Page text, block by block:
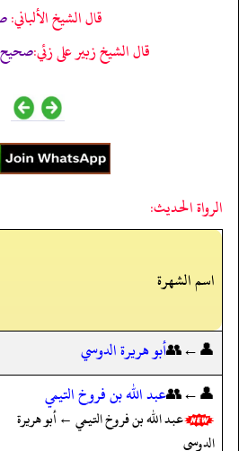
قال الشيخ الألباني:
قال الشيخ زبير على زئي:صحيح
الرواة الحديث:
اسم الشهرة
👤←👥أبو هريرة الدوسي
👤←👥عبد الله بن فروخ التيمي
عبد الله بن فروخ التيمي ← أبو هريرة
الدوسي